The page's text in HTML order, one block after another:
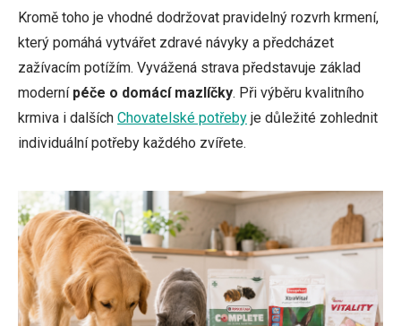
Kromě toho je vhodné dodržovat pravidelný rozvrh krmení,
který pomáhá vytvářet zdravé návyky a předcházet
zažívacím potížím. Vyvážená strava představuje základ
moderní péče o domácí mazlíčky. Při výběru kvalitního
krmiva i dalších Chovatelské potřeby je důležité zohlednit
individuální potřeby každého zvířete.